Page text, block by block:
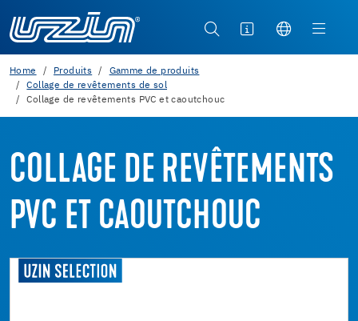
Home Produits
Gamme de produits
Collage de revêtements de sol
Collage de revêtements PVC et caoutchouc
COLLAGE DE REVÊTEMENTS
PVC ET CAOUTCHOUC